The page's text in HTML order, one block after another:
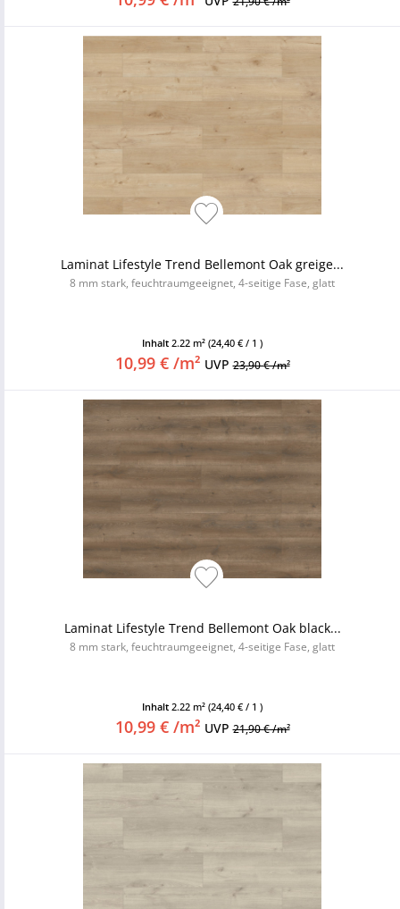
Laminat Lifestyle Trend Bellemont Oak greige...
8 mm stark, feuchtraumgeeignet, 4-seitige Fase, glatt
Inhalt 2.22 m² (24,40 € / 1 )
10,99 € /m² UVP23,90 € /m²
Laminat Lifestyle Trend Bellemont Oak black...
8 mm stark, feuchtraumgeeignet, 4-seitige Fase, glatt
Inhalt 2.22 m² (24,40 € / 1 )
10,99 € /m² UVP21,90 € /m²